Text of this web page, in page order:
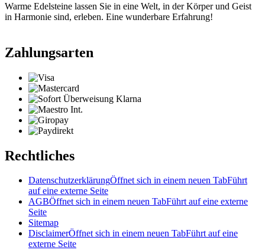
Warme Edelsteine lassen Sie in eine Welt, in der Körper und Geist
in Harmonie sind, erleben. Eine wunderbare Erfahrung!
Zahlungsarten
Rechtliches
DatenschutzerklärungÖffnet sich in einem neuen TabFührt
auf eine externe Seite
AGBÖffnet sich in einem neuen TabFührt auf eine externe
Seite
Sitemap
DisclaimerÖffnet sich in einem neuen TabFührt auf eine
externe Seite